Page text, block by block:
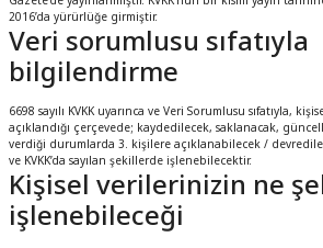
2016’da yürürlüğe girmiştir.
Veri sorumlusu sıfatıyla
bilgilendirme
6698 sayılı KVKK uyarınca ve Veri Sorumlusu sıfatıyla,
açıklandığı çerçevede; kaydedilecek, saklanacak,
verdiği durumlarda 3. kişilere açıklanabilecek /
ve KVKK’da sayılan şekillerde işlenebilecektir.
Kişisel verilerinizin ne
işlenebileceği